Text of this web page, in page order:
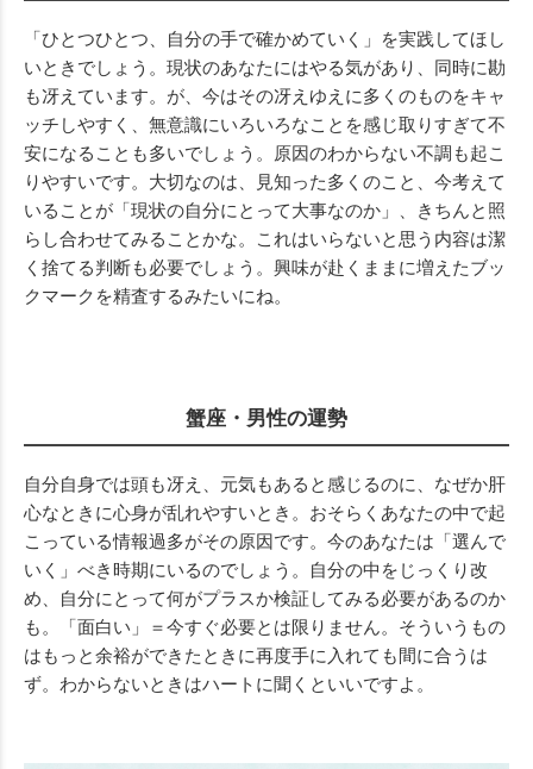
「ひとつひとつ、自分の手で確かめていく」を実践してほし
いときでしょう。現状のあなたにはやる気があり、同時に勘
も冴えています。が、今はその冴えゆえに多くのものをキャ
ッチしやすく、無意識にいろいろなことを感じ取りすぎて不
安になることも多いでしょう。原因のわからない不調も起こ
りやすいです。大切なのは、見知った多くのこと、今考えて
いることが「現状の自分にとって大事なのか」、きちんと照
らし合わせてみることかな。これはいらないと思う内容は潔
く捨てる判断も必要でしょう。興味が赴くままに増えたブッ
クマークを精査するみたいにね。
蟹座・男性の運勢
自分自身では頭も冴え、元気もあると感じるのに、なぜか肝
心なときに心身が乱れやすいとき。おそらくあなたの中で起
こっている情報過多がその原因です。今のあなたは「選んで
いく」べき時期にいるのでしょう。自分の中をじっくり改
め、自分にとって何がプラスか検証してみる必要があるのか
も。「面白い」＝今すぐ必要とは限りません。そういうもの
はもっと余裕ができたときに再度手に入れても間に合うは
ず。わからないときはハートに聞くといいですよ。